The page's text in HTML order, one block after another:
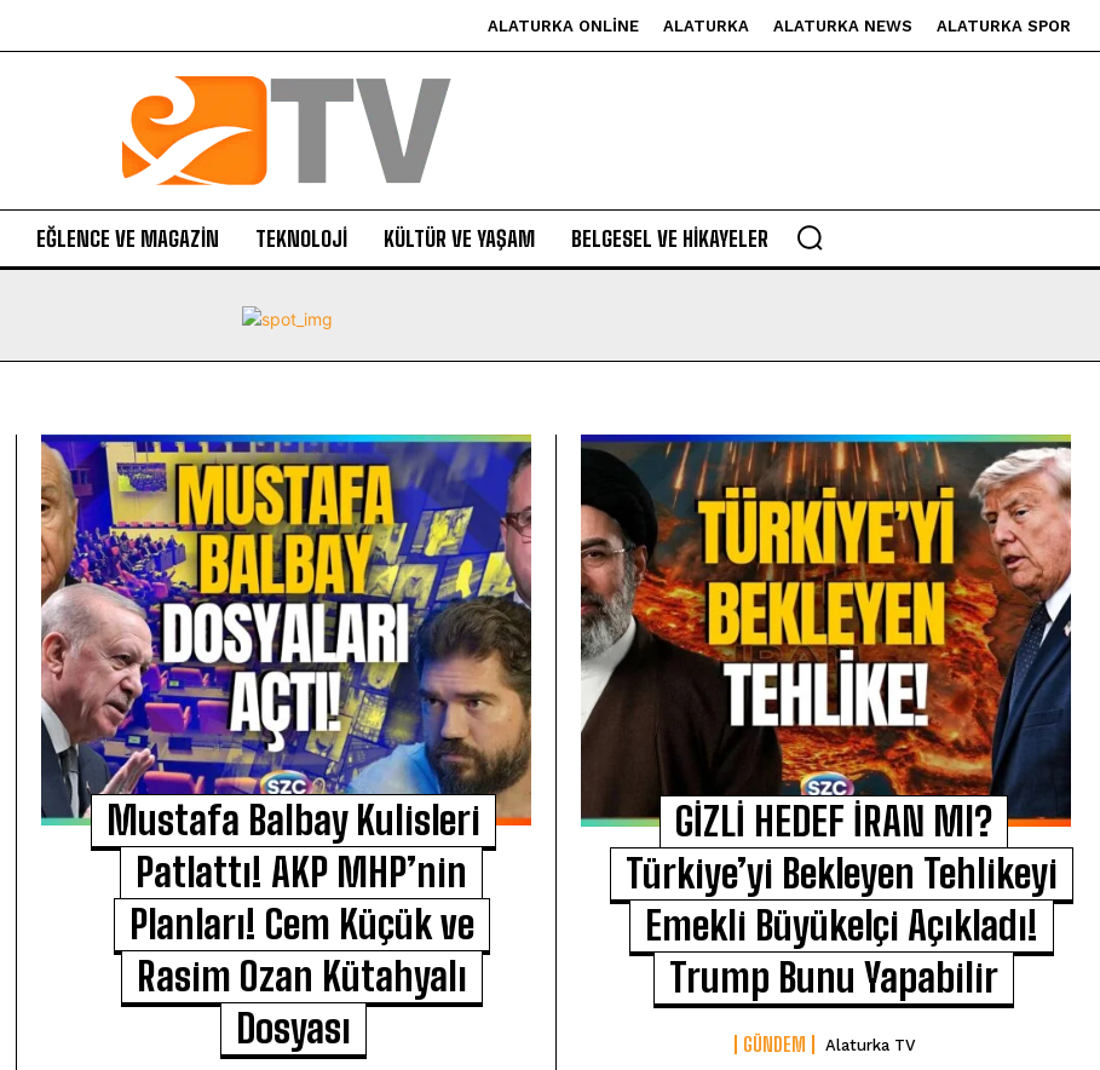
ALATURKA ONLINE ALATURKA ALATURKA NEWS ALATURKA SPOR
EĞLENCE VE MAGAZIN TEKNOLOJI KÜLTÜR VE YAŞAM BELGESEL VE HIKAYELER
Mustafa Balbay Kulisleri
Patlattı! AKP MHP’nin
Planları! Cem Küçük ve
Rasim Ozan Kütahyalı
Dosyası
GİZLİ HEDEF İRAN MI?
Türkiye’yi Bekleyen Tehlikeyi
Emekli Büyükelçi Açıkladı!
Trump Bunu Yapabilir
GÜNDEM Alaturka TV